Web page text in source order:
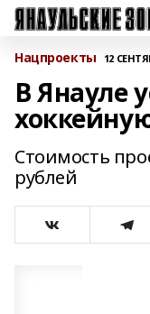
Нацпроекты 12
В Янауле
Стоимость
рублей